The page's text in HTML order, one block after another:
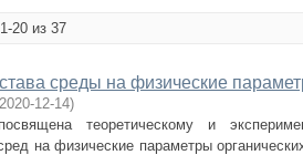
20 из 37
среды на физические
2020-12-14)
теоретическому и
на физические параметры